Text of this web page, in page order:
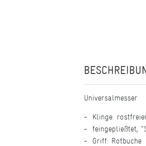
Universalmesser
Klinge:
feingepließtet,
Griff: Rotbuche